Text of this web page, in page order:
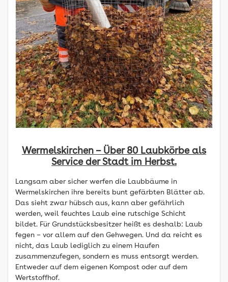
Wermelskirchen – Über 80 Laubkörbe als
Service der Stadt im Herbst.
Langsam aber sicher werfen die Laubbäume in
Wermelskirchen ihre bereits bunt gefärbten Blätter ab.
Das sieht zwar hübsch aus, kann aber gefährlich
werden, weil feuchtes Laub eine rutschige Schicht
bildet. Für Grundstücksbesitzer heißt es deshalb: Laub
fegen – vor allem auf den Gehwegen. Und da reicht es
nicht, das Laub lediglich zu einem Haufen
zusammenzufegen, sondern es muss entsorgt werden.
Entweder auf dem eigenen Kompost oder auf dem
Wertstoffhof.